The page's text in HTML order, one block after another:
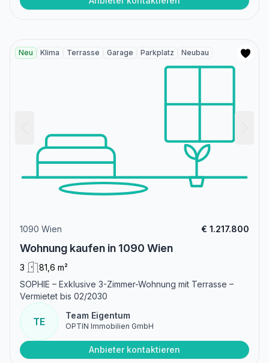
Neu Klima Terrasse Garage Parkplatz Neubau
1090 Wien € 1.217.800
Wohnung kaufen in 1090 Wien
3
81,6 m²
SOPHIE – Exklusive 3-Zimmer-Wohnung mit Terrasse –
Vermietet bis 02/2030
TE
Team Eigentum
OPTIN Immobilien GmbH
Anbieter kontaktieren